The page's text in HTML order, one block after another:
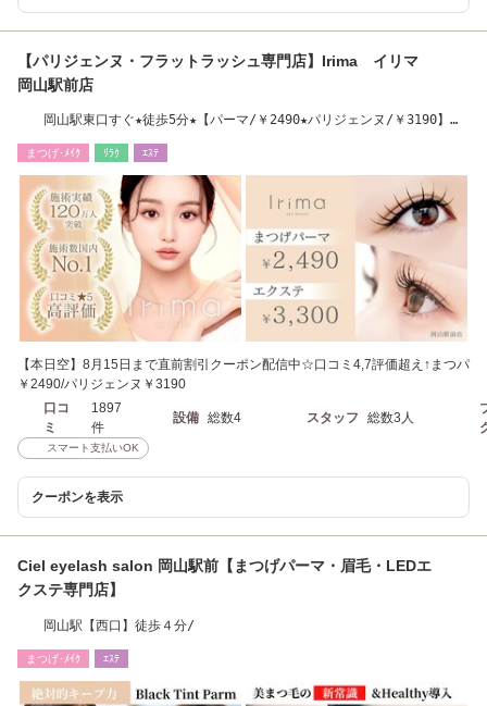
【パリジェンヌ・フラットラッシュ専門店】Irima イリマ
岡山駅前店
岡山駅東口すぐ★徒歩5分★【パーマ/￥2490★パリジェンヌ/￥3190】最
まつげ･ﾒｲｸ ﾘﾗｸ ｴｽﾃ
【本日空】8月15日まで直前割引クーポン配信中☆口コミ4,7評価超え↑まつパ
￥2490/パリジェンヌ￥3190
口コ
ミ
1897
件
設備 総数4 スタッフ 総数3人
スマート支払いOK
クーポンを表示
Ciel eyelash salon 岡山駅前【まつげパーマ・眉毛・LEDエ
クステ専門店】
岡山駅【西口】徒歩４分/
まつげ･ﾒｲｸ ｴｽﾃ